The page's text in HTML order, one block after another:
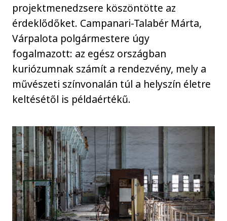
projektmenedzsere köszöntötte az
érdeklődőket. Campanari-Talabér Márta,
Várpalota polgármestere úgy
fogalmazott: az egész országban
kuriózumnak számít a rendezvény, mely a
művészeti színvonalán túl a helyszín életre
keltésétől is példaértékű.